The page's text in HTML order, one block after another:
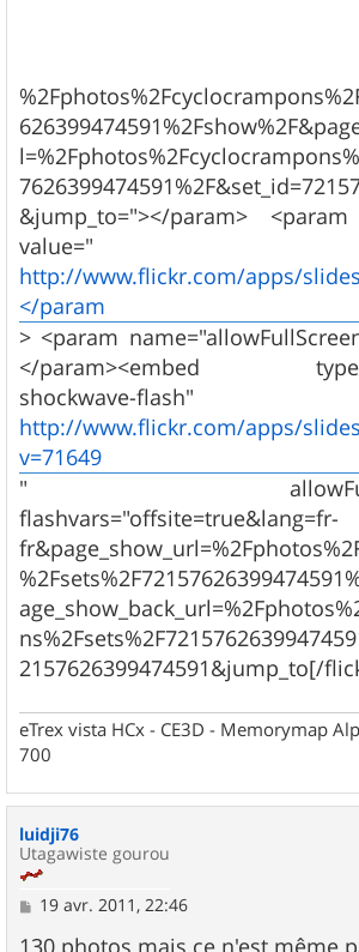
&jump_to="></param>
value="
http://www.flickr.com/apps/
</param
> <param
</param><embed
shockwave-
http://www.flickr.com/apps/
v=71649
"
flashvars="offsite=true&lang=fr-
2157626399474591&jump_to[/
eTrex vista HCx - CE3D - Memorymap
700
luidji76
Utagawiste gourou
M
s
19 avr. 2011, 22:46
130 photos mais ce n'est même